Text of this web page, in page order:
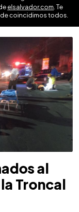
elsalvador.com . Te
coincidimos todos.
al
Troncal